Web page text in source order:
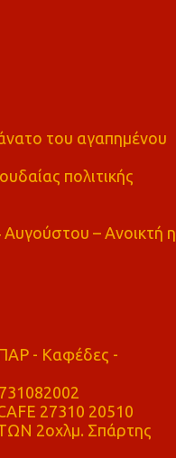
του αγαπημένου
πολιτικής
– Ανοικτή η
- Καφέδες -
27310 20510
2οχλμ. Σπάρτης